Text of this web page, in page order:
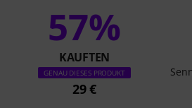
57%
KAUFTEN
GENAU DIESES PRODUKT
29 €